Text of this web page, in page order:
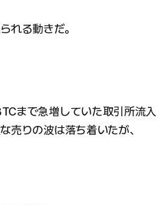
れる動きだ。
まで急増していた取引所流入
りの波は落ち着いたが、